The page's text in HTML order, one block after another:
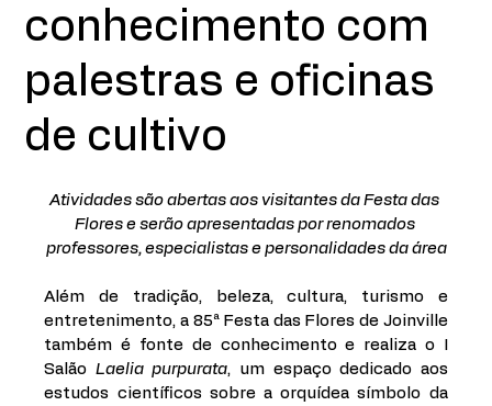
conhecimento com
palestras e oficinas
de cultivo
Atividades são abertas aos visitantes da Festa das
Flores e serão apresentadas por renomados
professores, especialistas e personalidades da área
Além de tradição, beleza, cultura, turismo e
entretenimento, a 85ª Festa das Flores de Joinville
também é fonte de conhecimento e realiza o I
Salão Laelia purpurata, um espaço dedicado aos
estudos científicos sobre a orquídea símbolo da